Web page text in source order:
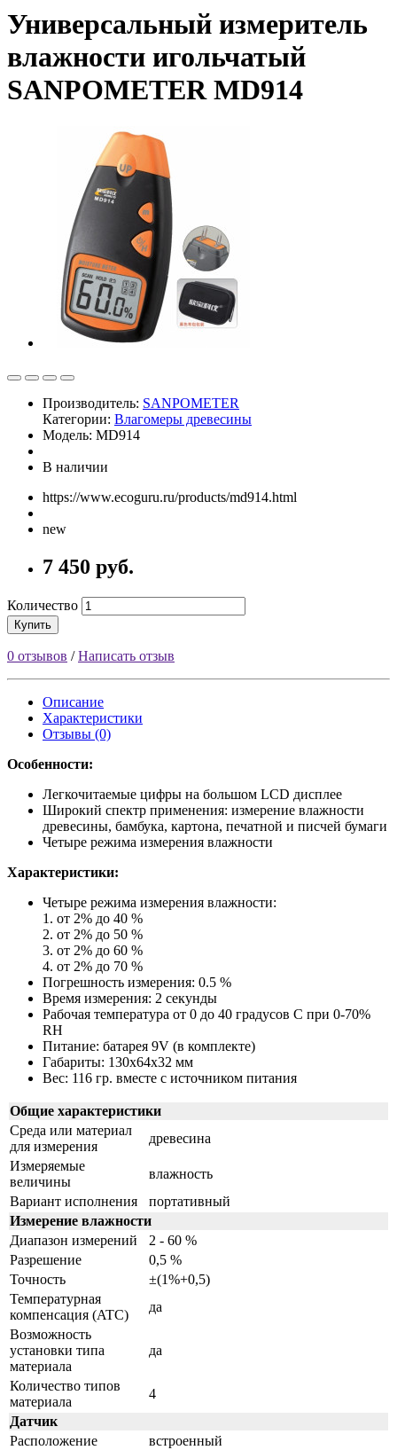
Универсальный измеритель
влажности игольчатый
SANPOMETER MD914
Производитель: SANPOMETER
Категории: Влагомеры древесины
Модель: MD914
В наличии
https://www.ecoguru.ru/products/md914.html
new
7 450 руб.
Количество
Купить
0 отзывов /Написать отзыв
Описание
Характеристики
Отзывы (0)
Особенности:
Легкочитаемые цифры на большом LCD дисплее
Широкий спектр применения: измерение влажности
древесины, бамбука, картона, печатной и писчей бумаги
Четыре режима измерения влажности
Характеристики:
Четыре режима измерения влажности:
1. от 2% до 40 %
2. от 2% до 50 %
3. от 2% до 60 %
4. от 2% до 70 %
Погрешность измерения: 0.5 %
Время измерения: 2 секунды
Рабочая температура от 0 до 40 градусов C при 0-70%
RH
Питание: батарея 9V (в комплекте)
Габариты: 130х64х32 мм
Вес: 116 гр. вместе с источником питания
Общие характеристики
Среда или материал
для измерения
древесина
Измеряемые
величины
влажность
Вариант исполнения
портативный
Измерение влажности
Диапазон измерений
2 - 60 %
Разрешение
0,5 %
Точность
±(1%+0,5)
Температурная
компенсация (ATC)
да
Возможность
установки типа
материала
да
Количество типов
материала
4
Датчик
Расположение
встроенный